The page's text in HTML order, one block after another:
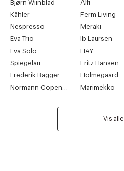
Bjørn Wiinblad
Alfi
Kähler
Ferm Living
Nespresso
Meraki
Eva Trio
Ib Laursen
Eva Solo
HAY
Spiegelau
Fritz Hansen
Frederik Bagger
Holmegaard
Normann Copenhagen
Marimekko
Vis alle